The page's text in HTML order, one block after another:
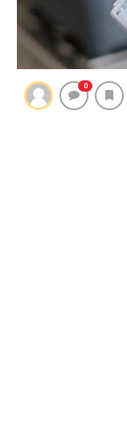
0